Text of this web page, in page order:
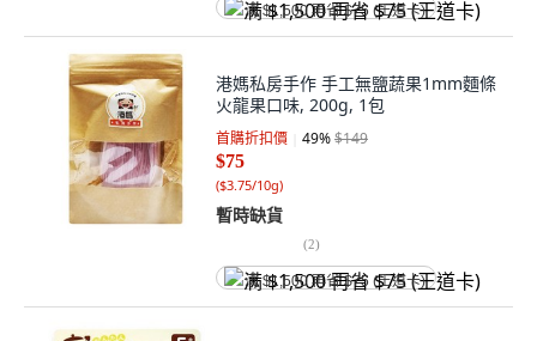
满 $1,500 再省 $75 (王道卡)
港媽私房手作 手工無鹽蔬果1mm麵條
火龍果口味, 200g, 1包
首購折扣價 49%$149
$75
($3.75/10g)
暫時缺貨
(2)
满 $1,500 再省 $75 (王道卡)